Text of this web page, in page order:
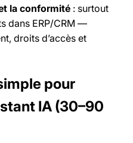
la conformité : surtout
dans ERP/CRM —
droits d’accès et
pour
IA (30–90